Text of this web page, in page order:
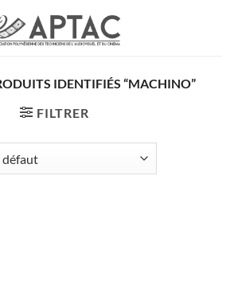
IDENTIFIÉS “MACHINO”
FILTRER